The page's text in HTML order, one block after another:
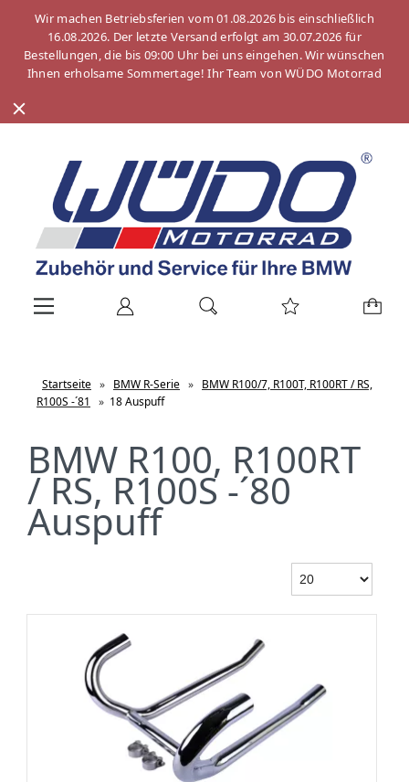
Wir machen Betriebsferien vom 01.08.2026 bis einschließlich
16.08.2026. Der letzte Versand erfolgt am 30.07.2026 für
Bestellungen, die bis 09:00 Uhr bei uns eingehen. Wir wünschen
Ihnen erholsame Sommertage! Ihr Team von WÜDO Motorrad
Startseite » BMW R-Serie » BMW R100/7, R100T, R100RT / RS,
R100S -´81
» 18 Auspuff
BMW R100, R100RT
/ RS, R100S -´80
Auspuff